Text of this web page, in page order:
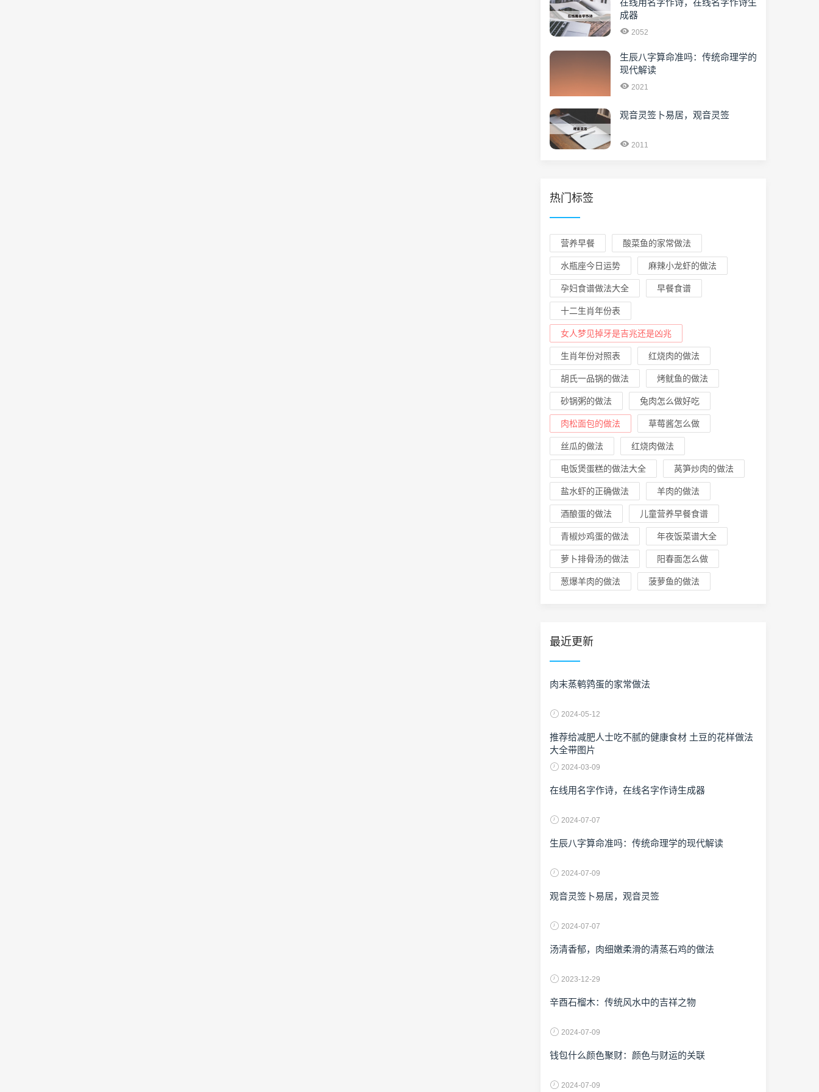
在线用名字作诗，在线名字作诗生
成器
2052
生辰八字算命准吗：传统命理学的
现代解读
2021
观音灵签卜易居，观音灵签
2011
热门标签
营养早餐 酸菜鱼的家常做法
水瓶座今日运势 麻辣小龙虾的做法
孕妇食谱做法大全 早餐食谱
十二生肖年份表
女人梦见掉牙是吉兆还是凶兆
生肖年份对照表 红烧肉的做法
胡氏一品锅的做法 烤鱿鱼的做法
砂锅粥的做法 兔肉怎么做好吃
肉松面包的做法 草莓酱怎么做
丝瓜的做法 红烧肉做法
电饭煲蛋糕的做法大全 莴笋炒肉的做法
盐水虾的正确做法 羊肉的做法
酒酿蛋的做法 儿童营养早餐食谱
青椒炒鸡蛋的做法 年夜饭菜谱大全
萝卜排骨汤的做法 阳春面怎么做
葱爆羊肉的做法 菠萝鱼的做法
最近更新
肉末蒸鹌鹑蛋的家常做法
2024-05-12
推荐给减肥人士吃不腻的健康食材 土豆的花样做法
大全带图片
2024-03-09
在线用名字作诗，在线名字作诗生成器
2024-07-07
生辰八字算命准吗：传统命理学的现代解读
2024-07-09
观音灵签卜易居，观音灵签
2024-07-07
汤清香郁，肉细嫩柔滑的清蒸石鸡的做法
2023-12-29
辛酉石榴木：传统风水中的吉祥之物
2024-07-09
钱包什么颜色聚财：颜色与财运的关联
2024-07-09